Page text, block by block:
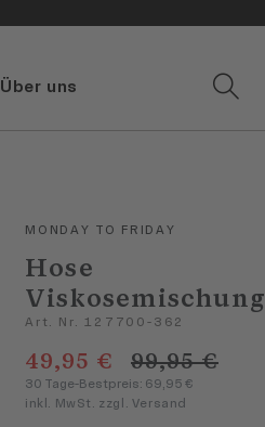
Über uns
MONDAY TO FRIDAY
Hose
Viskosemischung
Art. Nr. 127700-362
49,95 € 99,95 €
30 Tage-Bestpreis: 69,95 €
inkl. MwSt. zzgl. Versand